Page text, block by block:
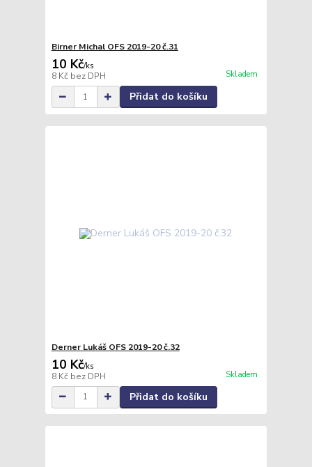
Birner Michal OFS 2019-20 č.31
10 Kč/ks
8 Kč bez DPH Skladem
Přidat do košíku
Derner Lukáš OFS 2019-20 č.32
10 Kč/ks
8 Kč bez DPH Skladem
Přidat do košíku